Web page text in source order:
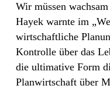
Wir müssen
Hayek warnte im
wirtschaftliche
Kontrolle über das
die ultimative Form
Planwirtschaft über